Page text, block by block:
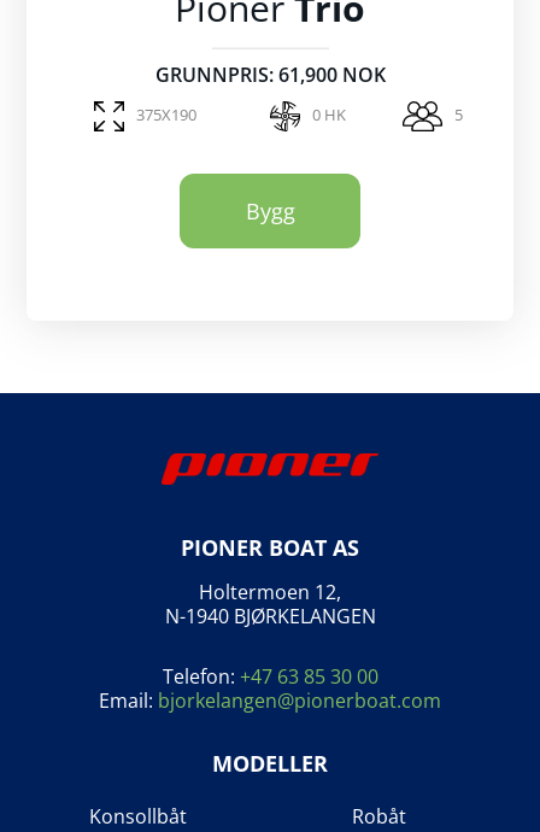
GRUNNPRIS: 61,900 NOK
375X190 0 HK 5
Bygg
PIONER BOAT AS
Holtermoen 12,
N-1940 BJØRKELANGEN
Telefon: +47 63 85 30 00
Email: bjorkelangen@pionerboat.com
MODELLER
Konsollbåt
Robåt